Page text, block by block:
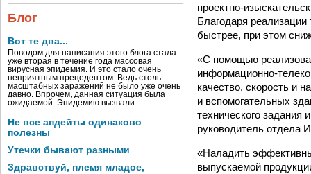
Блог
Вот те два...
Поводом для написания этого блога стала
уже вторая в течение года массовая
вирусная эпидемия. И это стало очень
неприятным прецедентом. Ведь столь
масштабных заражений не было уже очень
давно. Впрочем, данная ситуация была
ожидаемой. Эпидемию вызвали …
Не все апдейты одинаково
полезны
Утечки бывают разными
Здравствуй, племя младое,
проектно-
Благодаря
быстрее, при этом
«С помощью
информационно-
качество, скорость и
и вспомогательных
технического
руководитель отдела
«Наладить
выпускаемой